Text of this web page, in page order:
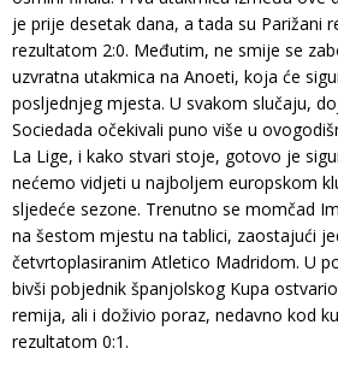
je prije desetak dana, a tada su Parižani
rezultatom 2:0. Međutim, ne smije se
uzvratna utakmica na Anoeti, koja će
posljednjeg mjesta. U svakom slučaju,
Sociedada očekivali puno više u
La Lige, i kako stvari stoje, gotovo je
nećemo vidjeti u najboljem europskom
sljedeće sezone. Trenutno se momčad
na šestom mjestu na tablici, zaostajući
četvrtoplasiranim Atletico Madridom. U
bivši pobjednik španjolskog Kupa
remija, ali i doživio poraz, nedavno kod
rezultatom 0:1.